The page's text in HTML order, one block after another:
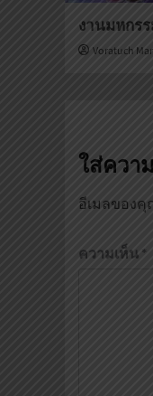
งานมหกร
Voratuch
ใส่ควา
อีเมลของ
ความเห็น *